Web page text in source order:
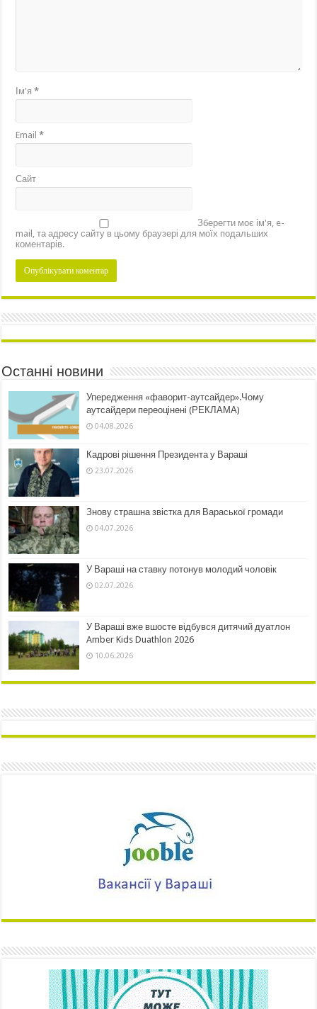
Ім'я*
Email*
Сайт
Зберегти моє ім'я, e-
mail, та адресу сайту в цьому браузері для моїх подальших
коментарів.
Останні новини
Упередження «фаворит-аутсайдер».Чому
аутсайдери переоцінені (РЕКЛАМА)
04.08.2026
Кадрові рішення Президента у Вараші
23.07.2026
Знову страшна звістка для Вараської громади
04.07.2026
У Вараші на ставку потонув молодий чоловік
02.07.2026
У Вараші вже вшосте відбувся дитячий дуатлон
Amber Kids Duathlon 2026
10.06.2026